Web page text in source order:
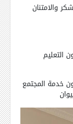
والامتنان
التعليم
خدمة المجتمع